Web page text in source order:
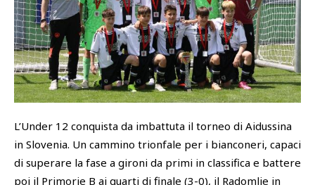
Calendari e Risultati
Classifiche
Academy
Esports
SPONSOR
SQUADRE
SHOP
PHOTOGALLERY
L’Under 12 conquista da imbattuta il torneo di Aidussina
in Slovenia. Un cammino trionfale per i bianconeri, capaci
di superare la fase a gironi da primi in classifica e battere
poi il Primorje B ai quarti di finale (3-0), il Radomlje in